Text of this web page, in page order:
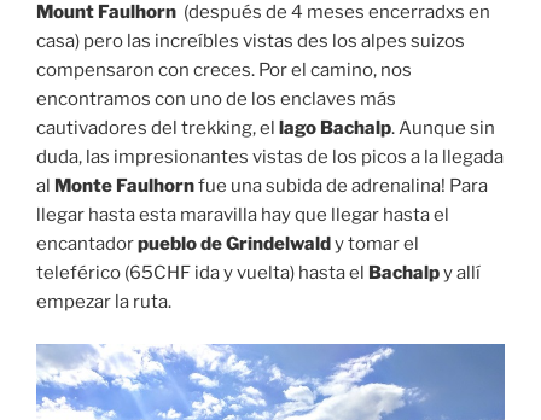
Mount Faulhorn (después de 4 meses encerradxs en
casa) pero las increíbles vistas des los alpes suizos
compensaron con creces. Por el camino, nos
encontramos con uno de los enclaves más
cautivadores del trekking, el lago Bachalp. Aunque sin
duda, las impresionantes vistas de los picos a la llegada
al Monte Faulhornfue una subida de adrenalina! Para
llegar hasta esta maravilla hay que llegar hasta el
encantadorpueblo de Grindelwaldy tomar el
teleférico (65CHF ida y vuelta) hasta el Bachalpy allí
empezar la ruta.